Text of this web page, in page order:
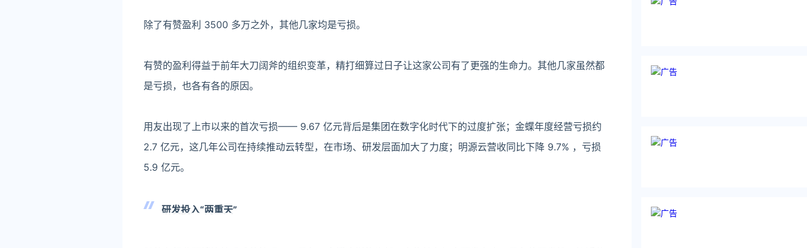
除了有赞盈利 3500 多万之外，其他几家均是亏损。
有赞的盈利得益于前年大刀阔斧的组织变革，精打细算过日子让这家公司有了更强的生命力。其他几家虽然都
是亏损，也各有各的原因。
用友出现了上市以来的首次亏损—— 9.67 亿元背后是集团在数字化时代下的过度扩张；金蝶年度经营亏损约
2.7 亿元，这几年公司在持续推动云转型，在市场、研发层面加大了力度；明源云营收同比下降 9.7% ，亏损
5.9 亿元。
研发投入“两重天”